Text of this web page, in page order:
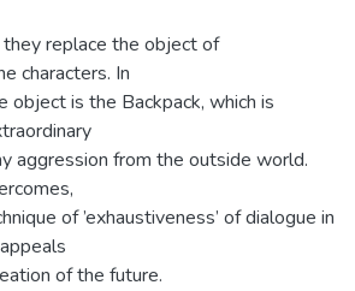
replace the object of
characters. In
object is the Backpack, which is
aggression from the outside world.
of ’exhaustiveness’ of dialogue in
of the future.